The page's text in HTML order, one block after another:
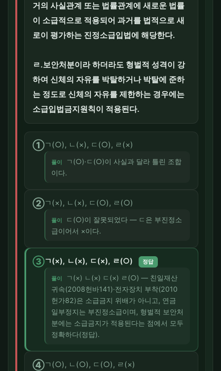
거의 사실관계 또는 법률관계에 새로운 법률
이 소급적으로 적용되어 과거를 법적으로 새
로이 평가하는 진정소급입법에 해당한다.
ㄹ.보안처분이라 하더라도 형벌적 성격이 강
하여 신체의 자유를 박탈하거나 박탈에 준하
는 정도로 신체의 자유를 제한하는 경우에는
소급입법금지원칙이 적용된다.
①ㄱ(○), ㄴ(×), ㄷ(○), ㄹ(×)
풀이
ㄱ(○)·ㄷ(○)이 사실과 달라 틀린 조합
이다.
②ㄱ(×), ㄴ(×), ㄷ(○), ㄹ(○)
풀이
ㄷ(○)이 잘못되었다 — ㄷ은 부진정소
급이어서 ×이다.
③ㄱ(×), ㄴ(×), ㄷ(×), ㄹ(○) 정답
풀이
ㄱ(×) ㄴ(×) ㄷ(×) ㄹ(○) — 친일재산
귀속(2008헌바141)·전자장치 부착(2010
헌가82)은 소급금지 위배가 아니고, 연금
일부정지는 부진정소급이며, 형벌적 보안처
분에는 소급금지가 적용된다는 점에서 모두
정확하다(정답).
④ㄱ(○), ㄴ(○), ㄷ(○), ㄹ(×)